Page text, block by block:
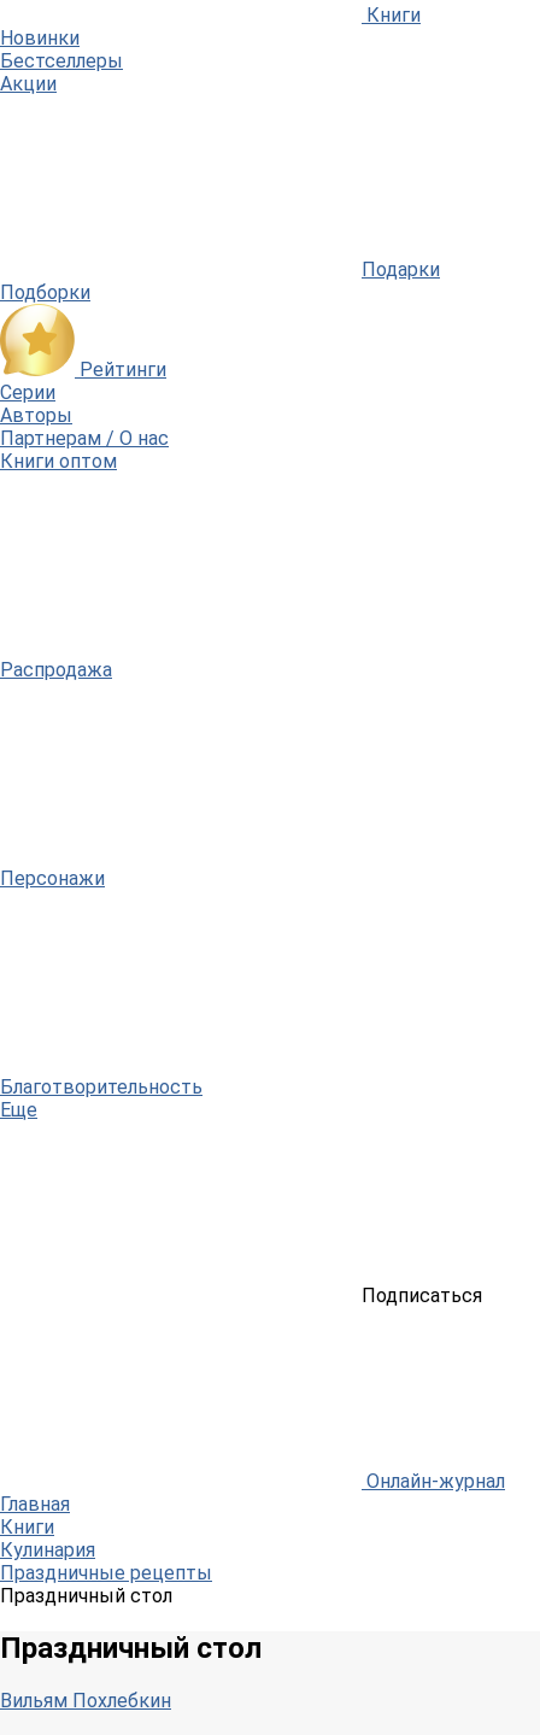
Книги
Новинки
Бестселлеры
Акции
Подарки
Подборки
Рейтинги
Серии
Авторы
Партнерам / О нас
Книги оптом
Распродажа
Персонажи
Благотворительность
Еще
Подписаться
Онлайн-журнал
Главная
Книги
Кулинария
Праздничные рецепты
Праздничный стол
Праздничный стол
Вильям Похлебкин